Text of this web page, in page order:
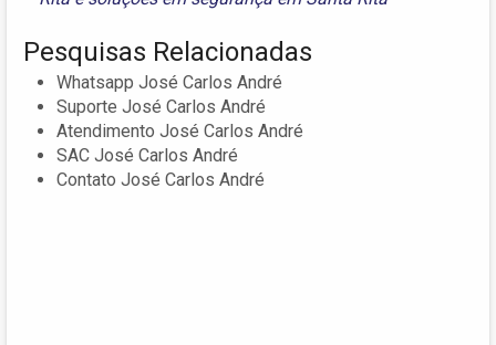
Pesquisas Relacionadas
Whatsapp José Carlos André
Suporte José Carlos André
Atendimento José Carlos André
SAC José Carlos André
Contato José Carlos André